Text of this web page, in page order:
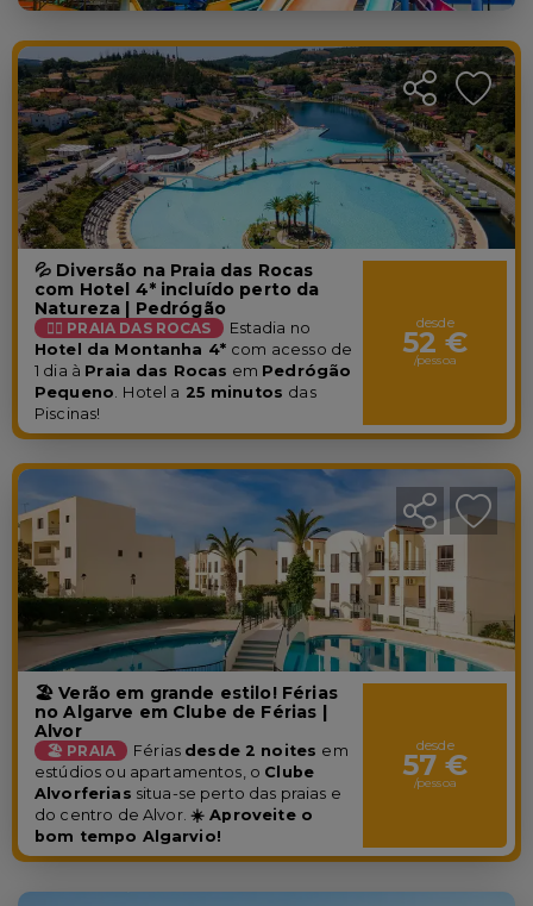
💦 Diversão na Praia das Rocas
com Hotel 4* incluído perto da
Natureza | Pedrógão
🏊‍♀️ PRAIA DAS ROCAS
Estadia no
Hotel da Montanha 4* com acesso de
1 dia à Praia das Rocas em Pedrógão
Pequeno. Hotel a 25 minutos das
Piscinas!
desde
52 €
/pessoa
🏖️ Verão em grande estilo! Férias
no Algarve em Clube de Férias |
Alvor
🏖️ PRAIA Férias desde 2 noites em
estúdios ou apartamentos, o Clube
Alvorferias situa-se perto das praias e
do centro de Alvor.☀️ Aproveite o
bom tempo Algarvio!
desde
57 €
/pessoa